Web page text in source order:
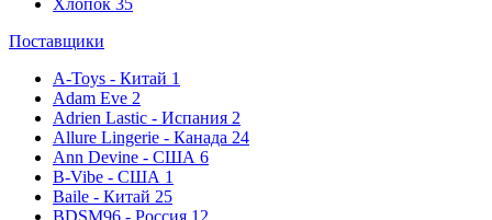
Поставщики
A-Toys - Китай 1
Adam Eve 2
Adrien Lastic - Испания 2
Allure Lingerie - Канада 24
Ann Devine - США 6
B-Vibe - США 1
Baile - Китай 25
BDSM96 - Россия 12